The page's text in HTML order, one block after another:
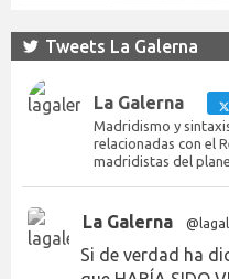
Tweets La Galerna
La Galerna
Madridismo y
relacionadas con el
madridistas del
La Galerna
Si de verdad ha